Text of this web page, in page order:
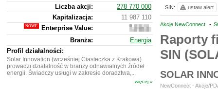
Akcje NewConnect •
Raporty
SIN
SOLAR
NewConnect - Akcje/
SIN: ustaw alert
Liczba akcji:
278 770 000
Kapitalizacja:
11 987 110
Enterprise Value:
11
997 110
Branża:
Energia
Profil działalności:
Solar Innovation (wcześniej Ciasteczka z Krakowa)
prowadzi działalność w branży odnawialnych źródeł
energii. Świadczy usługi w zakresie doradztwa,...
więcej »